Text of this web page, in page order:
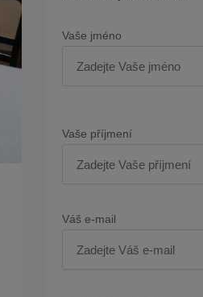
Vaše jméno
Vaše příjmení
Váš e-mail